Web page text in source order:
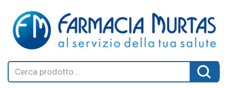
contenuto
principale
SCANO
Cerca
Prodotto